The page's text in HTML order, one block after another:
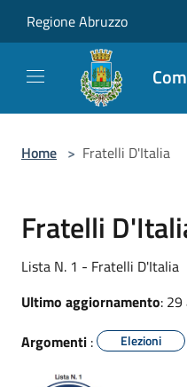
Regione Abruzzo
Home > Fratelli D'Italia
Fratelli
Lista N. 1 - Fratelli D'Italia
Ultimo aggiornamento:
Argomenti : Elezioni